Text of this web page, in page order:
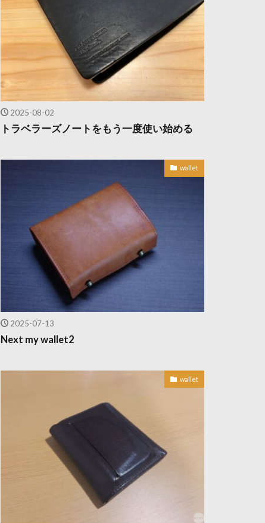
2025-08-02
トラベラーズノートをもう一度使い始める
wallet
2025-07-13
Next my wallet2
wallet